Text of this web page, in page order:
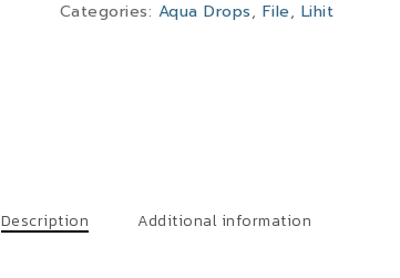
Categories: Aqua Drops, File, Lihit
Description Additional information